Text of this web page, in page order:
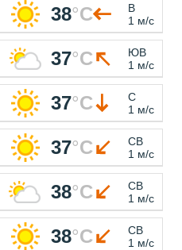
38°C
В
1 м/с
37°C
ЮВ
1 м/с
37°C
С
1 м/с
37°C
СВ
1 м/с
38°C
СВ
1 м/с
38°C
СВ
1 м/с